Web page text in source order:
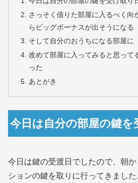
さっそく借りた部屋に入るべく
らビッグボーナスが出そうになる
そして自分のおうちになる部屋に
改めて部屋に入ってみると思って
った
あとがき
今日は自分の部屋の鍵を
今日は鍵の受渡日でしたので、朝
ションの鍵を取りに行ってきました